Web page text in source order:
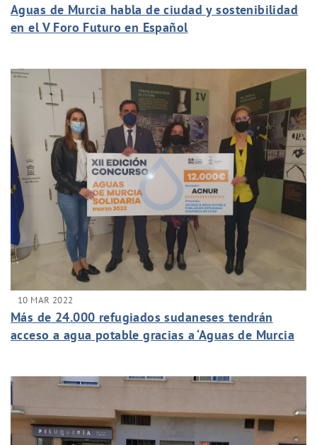
Aguas de Murcia habla de ciudad y sostenibilidad
en el V Foro Futuro en Español
10 MAR 2022
Más de 24.000 refugiados sudaneses tendrán
acceso a agua potable gracias a ‘Aguas de Murcia